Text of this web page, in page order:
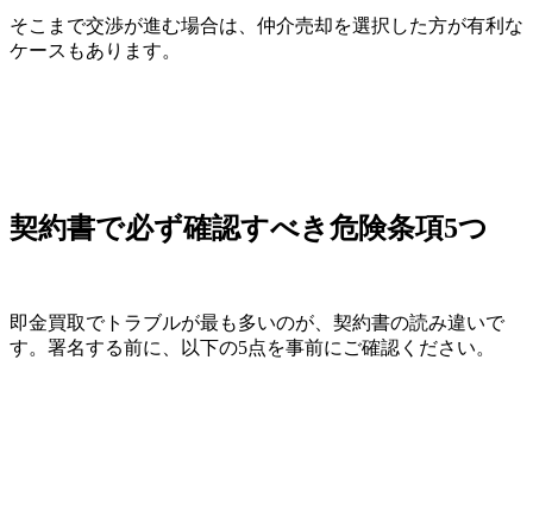
そこまで交渉が進む場合は、仲介売却を選択した方が有利な
ケースもあります。
契約書で必ず確認すべき危険条項5つ
即金買取でトラブルが最も多いのが、契約書の読み違いで
す。署名する前に、以下の5点を事前にご確認ください。